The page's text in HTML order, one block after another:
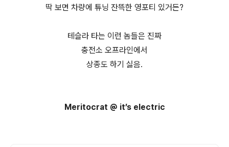
딱 보면 차량에 튜닝 잔뜩한 영포티 있거든?
테슬라 타는 이런 놈들은 진짜
충전소 오프라인에서
상종도 하기 싫음.
Meritocrat @ it’s electric